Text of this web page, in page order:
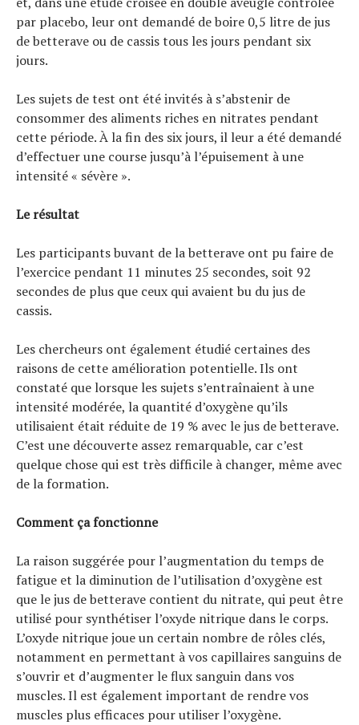
par placebo, leur ont demandé de boire 0,5 litre de jus
de betterave ou de cassis tous les jours pendant six
jours.
Les sujets de test ont été invités à s’abstenir de
consommer des aliments riches en nitrates pendant
cette période. À la fin des six jours, il leur a été demandé
d’effectuer une course jusqu’à l’épuisement à une
intensité « sévère ».
Le résultat
Les participants buvant de la betterave ont pu faire de
l’exercice pendant 11 minutes 25 secondes, soit 92
secondes de plus que ceux qui avaient bu du jus de
cassis.
Les chercheurs ont également étudié certaines des
raisons de cette amélioration potentielle. Ils ont
constaté que lorsque les sujets s’entraînaient à une
intensité modérée, la quantité d’oxygène qu’ils
utilisaient était réduite de 19 % avec le jus de betterave.
C’est une découverte assez remarquable, car c’est
quelque chose qui est très difficile à changer, même avec
de la formation.
Comment ça fonctionne
La raison suggérée pour l’augmentation du temps de
fatigue et la diminution de l’utilisation d’oxygène est
que le jus de betterave contient du nitrate, qui peut être
utilisé pour synthétiser l’oxyde nitrique dans le corps.
L’oxyde nitrique joue un certain nombre de rôles clés,
notamment en permettant à vos capillaires sanguins de
s’ouvrir et d’augmenter le flux sanguin dans vos
muscles. Il est également important de rendre vos
muscles plus efficaces pour utiliser l’oxygène.